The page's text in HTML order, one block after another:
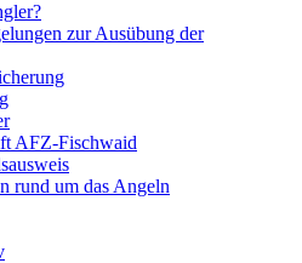
zur Ausübung der
AFZ-Fischwaid
rund um das Angeln